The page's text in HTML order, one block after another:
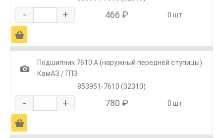
- + 466 ₽ 0 шт.
Ä
1
Подшипник 7610 А (наружный передней ступицы)
КамАЗ / ГПЗ
853951-7610 (32310)
- + 780 ₽ 0 шт.
Ä